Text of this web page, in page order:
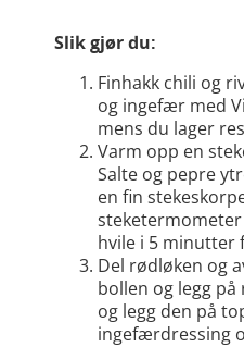
Slik gjør du:
Finhakk chili og
og ingefær med
mens du lager
Varm opp en
Salte og pepre
en fin
steketermometer
hvile i 5 minutter
Del rødløken og
bollen og legg
og legg den på
ingefærdressing